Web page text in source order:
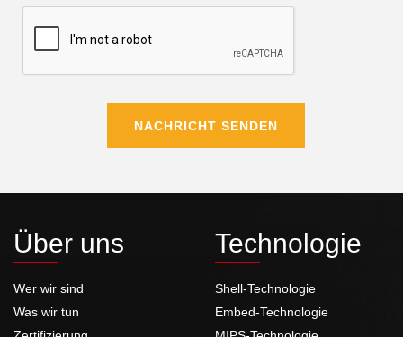
NACHRICHT SENDEN
Über uns
Wer wir sind
Was wir tun
Technologie
Shell-Technologie
Embed-Technologie